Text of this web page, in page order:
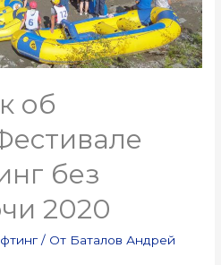
об
без
2020
/ От Баталов Андрей